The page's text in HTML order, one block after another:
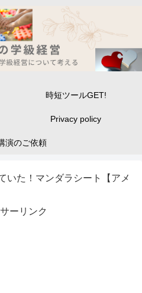
時短ツールGET!
Privacy policy
演のご依頼
いた！マンダラシート【アメ
ーリンク